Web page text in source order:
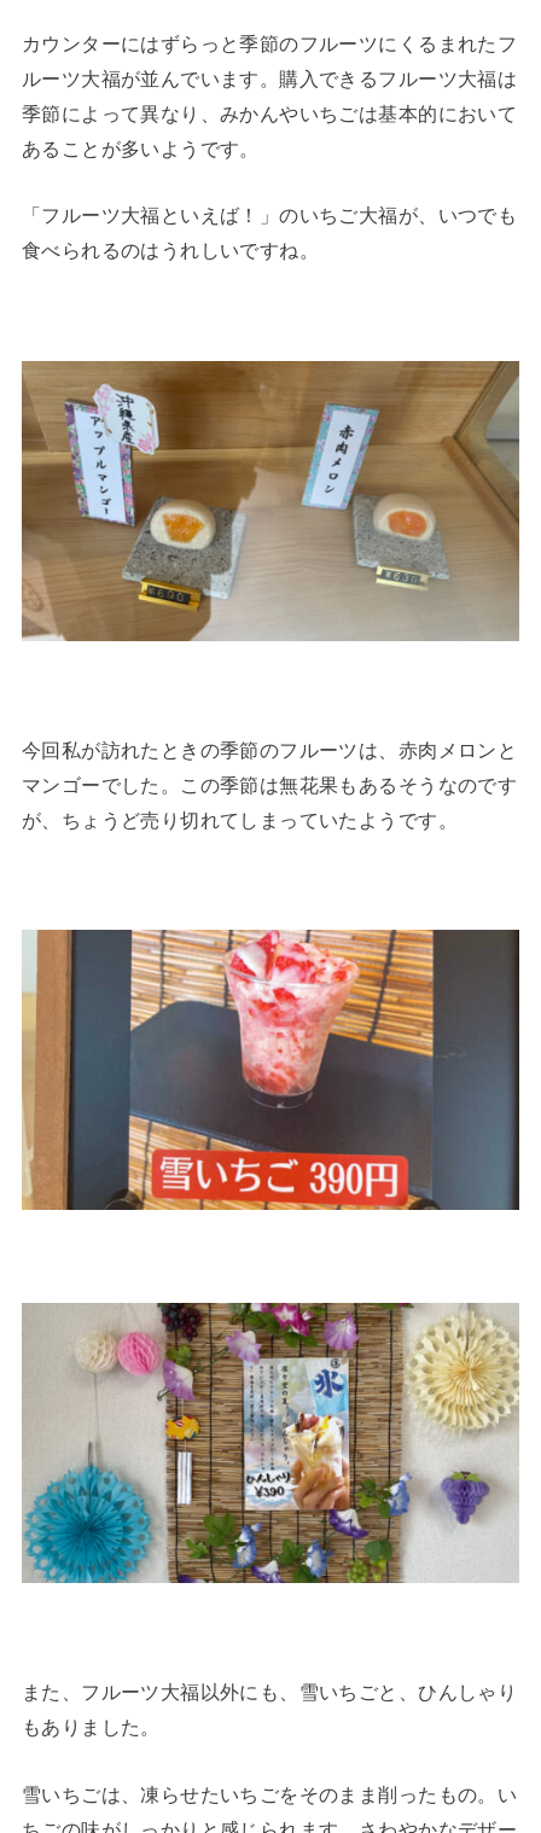
カウンターにはずらっと季節のフルーツにくるまれたフ
ルーツ大福が並んでいます。購入できるフルーツ大福は
季節によって異なり、みかんやいちごは基本的において
あることが多いようです。
「フルーツ大福といえば！」のいちご大福が、いつでも
食べられるのはうれしいですね。
今回私が訪れたときの季節のフルーツは、赤肉メロンと
マンゴーでした。この季節は無花果もあるそうなのです
が、ちょうど売り切れてしまっていたようです。
また、フルーツ大福以外にも、雪いちごと、ひんしゃり
もありました。
雪いちごは、凍らせたいちごをそのまま削ったもの。い